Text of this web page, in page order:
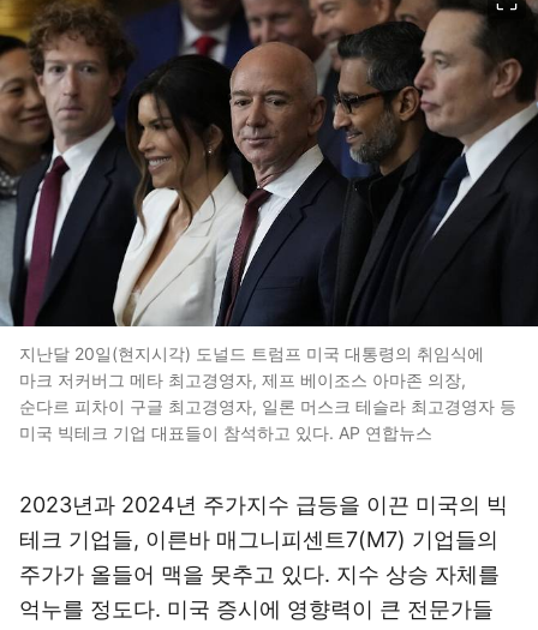
지난달 20일(현지시각) 도널드 트럼프 미국 대통령의 취임식에
마크 저커버그 메타 최고경영자, 제프 베이조스 아마존 의장,
순다르 피차이 구글 최고경영자, 일론 머스크 테슬라 최고경영자 등
미국 빅테크 기업 대표들이 참석하고 있다. AP 연합뉴스
2023년과 2024년 주가지수 급등을 이끈 미국의 빅
테크 기업들, 이른바 매그니피센트7(M7) 기업들의
주가가 올들어 맥을 못추고 있다. 지수 상승 자체를
억누를 정도다. 미국 증시에 영향력이 큰 전문가들